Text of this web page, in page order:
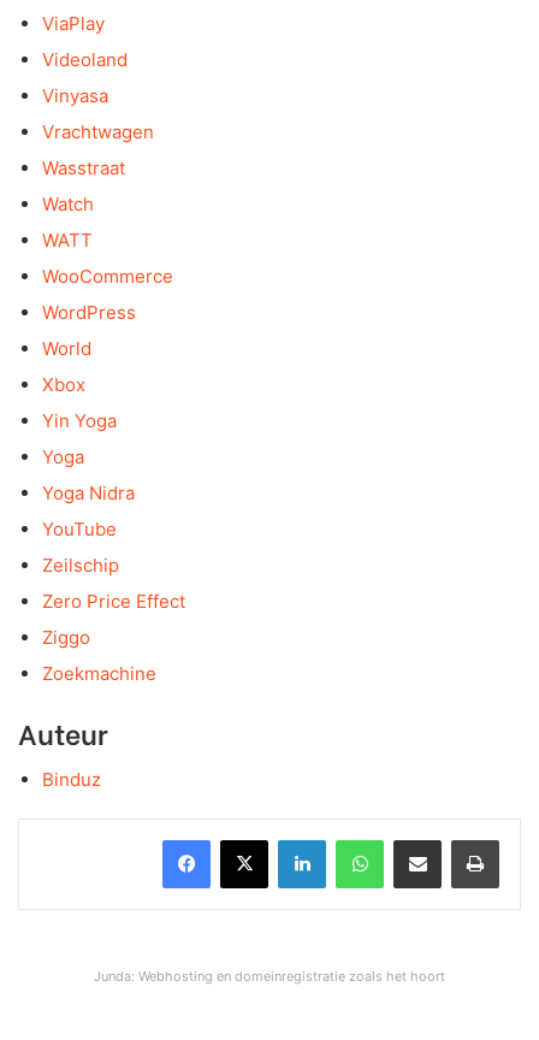
ViaPlay
Videoland
Vinyasa
Vrachtwagen
Wasstraat
Watch
WATT
WooCommerce
WordPress
World
Xbox
Yin Yoga
Yoga
Yoga Nidra
YouTube
Zeilschip
Zero Price Effect
Ziggo
Zoekmachine
Auteur
Binduz
LinkedIn WhatsApp
Junda: Webhosting en domeinregistratie zoals het hoort